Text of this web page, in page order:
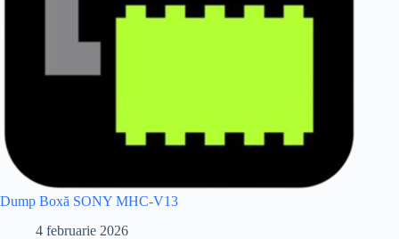
Dump Boxă SONY MHC-V13
4 februarie 2026